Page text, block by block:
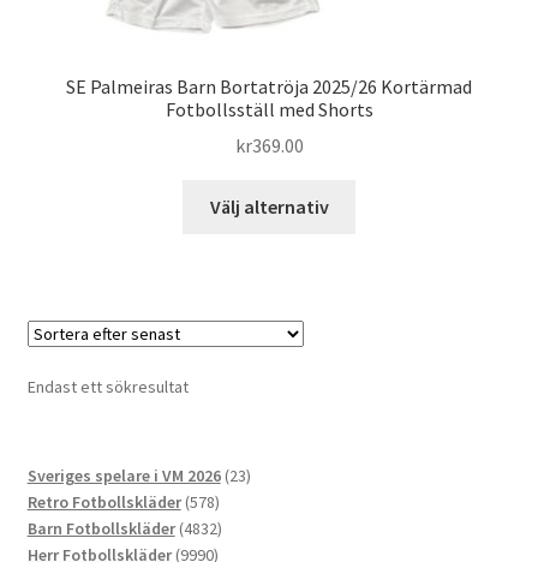
SE Palmeiras Barn Bortatröja 2025/26 Kortärmad
Fotbollsställ med Shorts
kr369.00
Välj alternativ
Endast ett sökresultat
Sveriges spelare i VM 2026 2323
Retro Fotbollskläder 578578
produkter
Barn Fotbollskläder 48324832
produkter
Herr Fotbollskläder 99909990